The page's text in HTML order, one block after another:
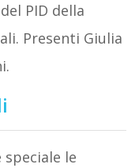
PID della
Presenti Giulia
le